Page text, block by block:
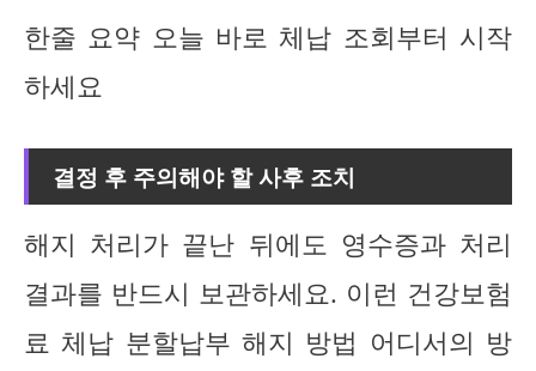
한줄 요약 오늘 바로 체납 조회부터 시작
하세요
결정 후 주의해야 할 사후 조치
해지 처리가 끝난 뒤에도 영수증과 처리
결과를 반드시 보관하세요. 이런 건강보험
료 체납 분할납부 해지 방법 어디서의 방